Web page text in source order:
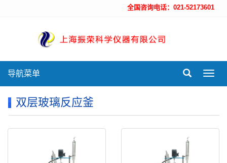
全国咨询电话：021-52173601
导航菜单
双层玻璃反应釜